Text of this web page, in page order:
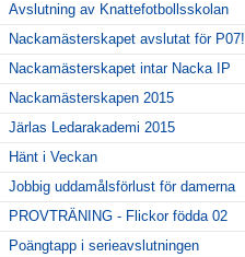
Avslutning av Knattefotbollsskolan
Nackamästerskapet avslutat för P07!
Nackamästerskapet intar Nacka IP
Nackamästerskapen 2015
Järlas Ledarakademi 2015
Hänt i Veckan
Jobbig uddamålsförlust för damerna
PROVTRÄNING - Flickor födda 02
Poängtapp i serieavslutningen